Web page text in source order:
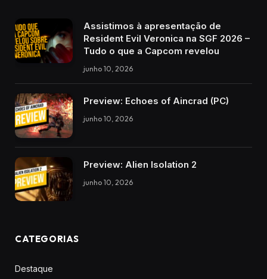
Assistimos à apresentação de
Resident Evil Veronica na SGF 2026 –
Tudo o que a Capcom revelou
junho 10, 2026
Preview: Echoes of Aincrad (PC)
junho 10, 2026
Preview: Alien Isolation 2
junho 10, 2026
CATEGORIAS
Destaque